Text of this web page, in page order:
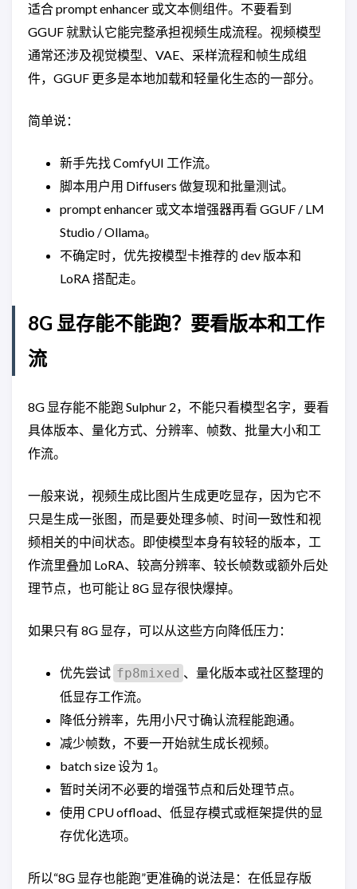
适合 prompt enhancer 或文本侧组件。不要看到
GGUF 就默认它能完整承担视频生成流程。视频模型
通常还涉及视觉模型、VAE、采样流程和帧生成组
件，GGUF 更多是本地加载和轻量化生态的一部分。
简单说：
新手先找 ComfyUI 工作流。
脚本用户用 Diffusers 做复现和批量测试。
prompt enhancer 或文本增强器再看 GGUF / LM
Studio / Ollama。
不确定时，优先按模型卡推荐的 dev 版本和
LoRA 搭配走。
8G 显存能不能跑？要看版本和工作
流
8G 显存能不能跑 Sulphur 2，不能只看模型名字，要看
具体版本、量化方式、分辨率、帧数、批量大小和工
作流。
一般来说，视频生成比图片生成更吃显存，因为它不
只是生成一张图，而是要处理多帧、时间一致性和视
频相关的中间状态。即使模型本身有较轻的版本，工
作流里叠加 LoRA、较高分辨率、较长帧数或额外后处
理节点，也可能让 8G 显存很快爆掉。
如果只有 8G 显存，可以从这些方向降低压力：
优先尝试 fp8mixed 、量化版本或社区整理的
低显存工作流。
降低分辨率，先用小尺寸确认流程能跑通。
减少帧数，不要一开始就生成长视频。
batch size 设为 1。
暂时关闭不必要的增强节点和后处理节点。
使用 CPU offload、低显存模式或框架提供的显
存优化选项。
所以“8G 显存也能跑”更准确的说法是：在低显存版